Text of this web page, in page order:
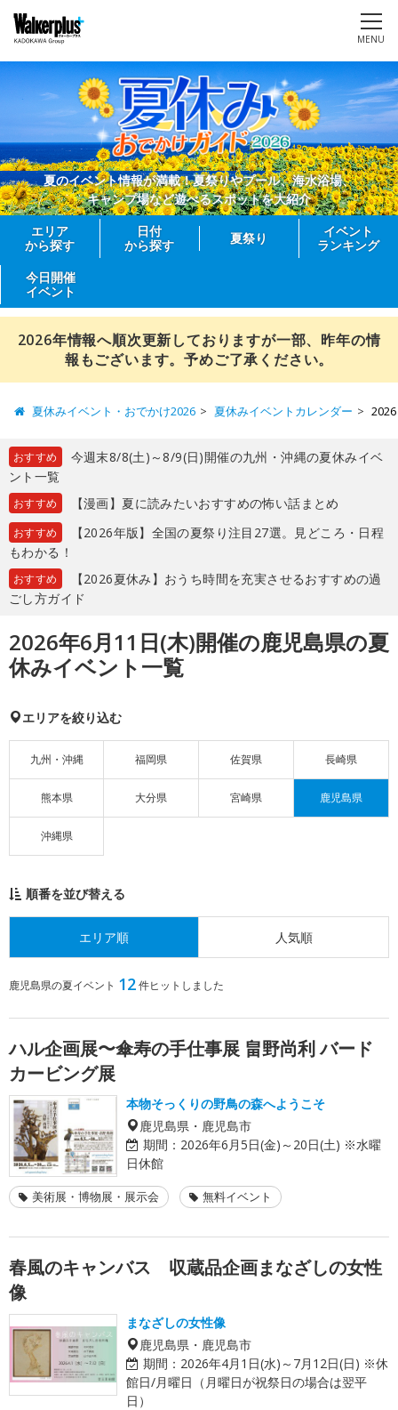
MENU
夏のイベント情報が満載！夏祭りやプール、海水浴場、
キャンプ場など遊べるスポットを大紹介
エリア
から探す
日付
から探す
夏祭り
イベント
ランキング
今日開催
イベント
2026年情報へ順次更新しておりますが一部、昨年の情
報もございます。予めご了承ください。
夏休みイベント・おでかけ2026 夏休みイベントカレンダー
おすすめ
今週末8/8(土)～8/9(日)開催の九州・沖縄の夏休みイベ
ント一覧
おすすめ 【漫画】夏に読みたいおすすめの怖い話まとめ
おすすめ
【2026年版】全国の夏祭り注目27選。見どころ・日程
もわかる！
おすすめ
【2026夏休み】おうち時間を充実させるおすすめの過
ごし方ガイド
2026年6月11日(木)開催の鹿児島県の夏
休みイベント一覧
エリアを絞り込む
九州・沖縄 福岡県 佐賀県 長崎県
熊本県 大分県 宮崎県 鹿児島県
沖縄県
順番を並び替える
エリア順 人気順
鹿児島県の夏イベント 12件ヒットしました
ハル企画展〜傘寿の手仕事展 畠野尚利 バード
カービング展
本物そっくりの野鳥の森へようこそ
鹿児島県・鹿児島市
期間： 2026年6月5日(金)～20日(土) ※水曜
日休館
美術展・博物展・展示会 無料イベント
春風のキャンバス 収蔵品企画まなざしの女性
像
まなざしの女性像
鹿児島県・鹿児島市
期間： 2026年4月1日(水)～7月12日(日) ※休
館日/月曜日（月曜日が祝祭日の場合は翌平
日）